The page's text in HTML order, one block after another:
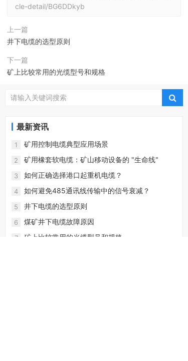
cle-detail/BG6DDkyb
上一篇
井下电缆的选型原则
下一篇
矿上比较常用的光缆型号和规格
最新资讯
1 矿用控制电缆典型应用场景
2 矿用橡套软电缆：矿山移动设备的 "生命线"
3 如何正确选择港口起重机电缆？
4 如何避免485通讯线传输中的信号衰减？
5 井下电缆的选型原则
6 煤矿井下电缆故障原因
7 矿上比较常用的光缆型号和规格